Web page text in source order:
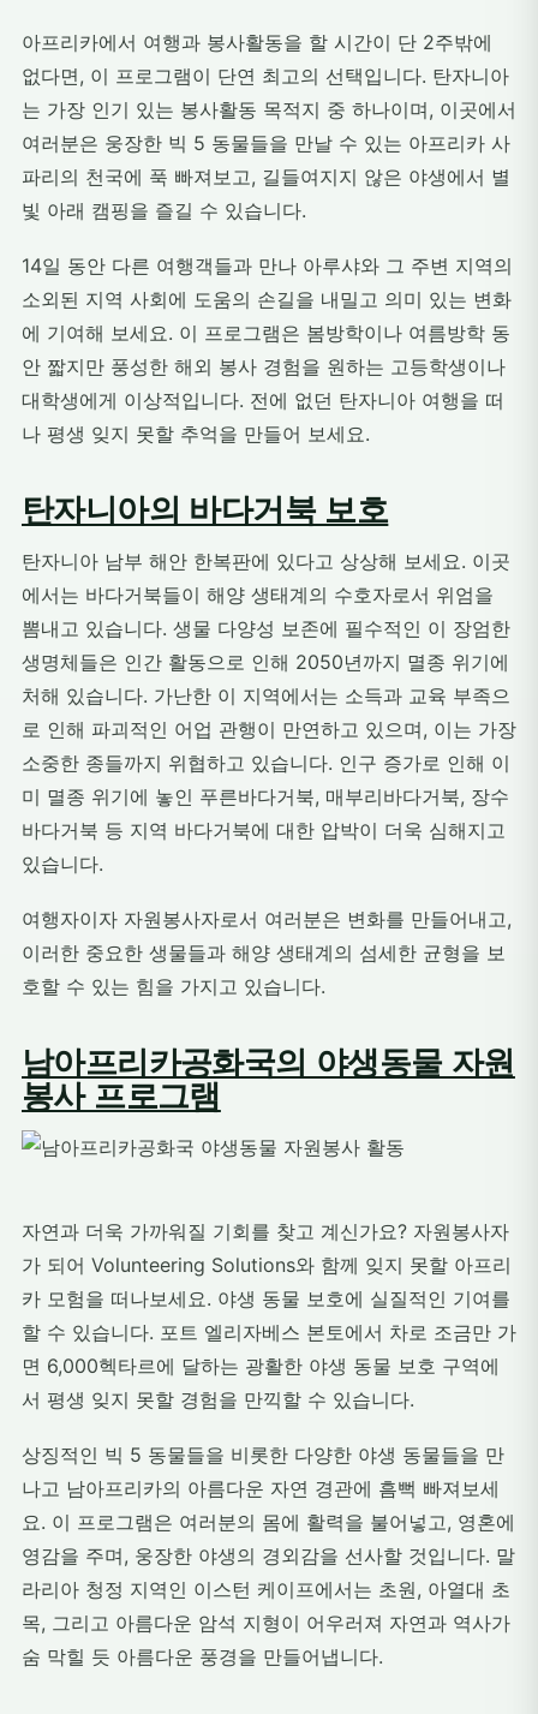
아프리카에서 여행과 봉사활동을 할 시간이 단 2주밖에
없다면, 이 프로그램이 단연 최고의 선택입니다. 탄자니아
는 가장 인기 있는 봉사활동 목적지 중 하나이며, 이곳에서
여러분은 웅장한 빅 5 동물들을 만날 수 있는 아프리카 사
파리의 천국에 푹 빠져보고, 길들여지지 않은 야생에서 별
빛 아래 캠핑을 즐길 수 있습니다.
14일 동안 다른 여행객들과 만나 아루샤와 그 주변 지역의
소외된 지역 사회에 도움의 손길을 내밀고 의미 있는 변화
에 기여해 보세요. 이 프로그램은 봄방학이나 여름방학 동
안 짧지만 풍성한 해외 봉사 경험을 원하는 고등학생이나
대학생에게 이상적입니다. 전에 없던 탄자니아 여행을 떠
나 평생 잊지 못할 추억을 만들어 보세요.
탄자니아의 바다거북 보호
탄자니아 남부 해안 한복판에 있다고 상상해 보세요. 이곳
에서는 바다거북들이 해양 생태계의 수호자로서 위엄을
뽐내고 있습니다. 생물 다양성 보존에 필수적인 이 장엄한
생명체들은 인간 활동으로 인해 2050년까지 멸종 위기에
처해 있습니다. 가난한 이 지역에서는 소득과 교육 부족으
로 인해 파괴적인 어업 관행이 만연하고 있으며, 이는 가장
소중한 종들까지 위협하고 있습니다. 인구 증가로 인해 이
미 멸종 위기에 놓인 푸른바다거북, 매부리바다거북, 장수
바다거북 등 지역 바다거북에 대한 압박이 더욱 심해지고
있습니다.
여행자이자 자원봉사자로서 여러분은 변화를 만들어내고,
이러한 중요한 생물들과 해양 생태계의 섬세한 균형을 보
호할 수 있는 힘을 가지고 있습니다.
남아프리카공화국의 야생동물 자원
봉사 프로그램
자연과 더욱 가까워질 기회를 찾고 계신가요? 자원봉사자
가 되어 Volunteering Solutions와 함께 잊지 못할 아프리
카 모험을 떠나보세요. 야생 동물 보호에 실질적인 기여를
할 수 있습니다. 포트 엘리자베스 본토에서 차로 조금만 가
면 6,000헥타르에 달하는 광활한 야생 동물 보호 구역에
서 평생 잊지 못할 경험을 만끽할 수 있습니다.
상징적인 빅 5 동물들을 비롯한 다양한 야생 동물들을 만
나고 남아프리카의 아름다운 자연 경관에 흠뻑 빠져보세
요. 이 프로그램은 여러분의 몸에 활력을 불어넣고, 영혼에
영감을 주며, 웅장한 야생의 경외감을 선사할 것입니다. 말
라리아 청정 지역인 이스턴 케이프에서는 초원, 아열대 초
목, 그리고 아름다운 암석 지형이 어우러져 자연과 역사가
숨 막힐 듯 아름다운 풍경을 만들어냅니다.